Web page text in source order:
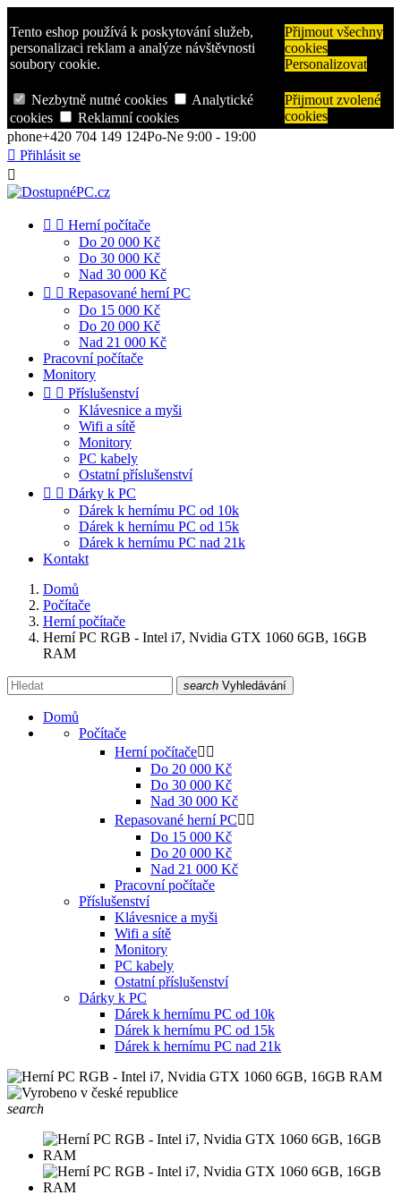
Tento eshop používá k poskytování služeb,
personalizaci reklam a analýze návštěvnosti
soubory cookie.
Přijmout všechny
cookies
Personalizovat
Nezbytně nutné cookies
Analytické
cookies
Reklamní cookies
Přijmout zvolené
cookies
phone+420 704 149 124Po-Ne 9:00 - 19:00
 Přihlásit se

  Herní počítače
Do 20 000 Kč
Do 30 000 Kč
Nad 30 000 Kč
  Repasované herní PC
Do 15 000 Kč
Do 20 000 Kč
Nad 21 000 Kč
Pracovní počítače
Monitory
  Příslušenství
Klávesnice a myši
Wifi a sítě
Monitory
PC kabely
Ostatní příslušenství
  Dárky k PC
Dárek k hernímu PC od 10k
Dárek k hernímu PC od 15k
Dárek k hernímu PC nad 21k
Kontakt
Domů
Počítače
Herní počítače
Herní PC RGB - Intel i7, Nvidia GTX 1060 6GB, 16GB
RAM
search Vyhledávání
Domů
Počítače
Herní počítače 
Do 20 000 Kč
Do 30 000 Kč
Nad 30 000 Kč
Repasované herní PC 
Do 15 000 Kč
Do 20 000 Kč
Nad 21 000 Kč
Pracovní počítače
Příslušenství
Klávesnice a myši
Wifi a sítě
Monitory
PC kabely
Ostatní příslušenství
Dárky k PC
Dárek k hernímu PC od 10k
Dárek k hernímu PC od 15k
Dárek k hernímu PC nad 21k
search